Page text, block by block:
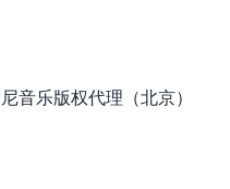
音乐版权代理（北京）